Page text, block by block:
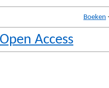
Boeken
Open Access